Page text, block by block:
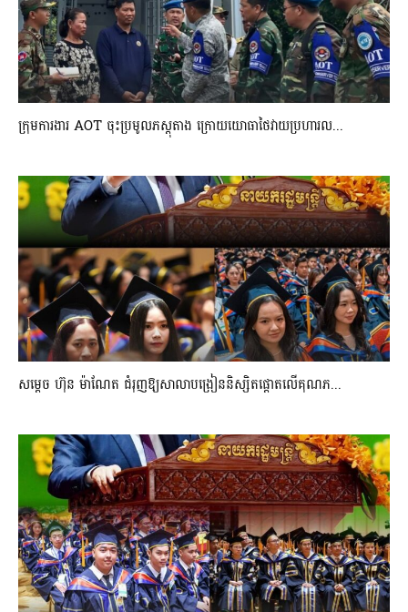
ក្រុមការងារ AOT ចុះប្រមូលភស្តុតាង ក្រោយយោធាថៃវាយប្រហារល...
សម្តេច ហ៊ុន ម៉ាណែត ជំរុញឱ្យសាលាបង្រៀននិស្សិតផ្តោតលើគុណភ...